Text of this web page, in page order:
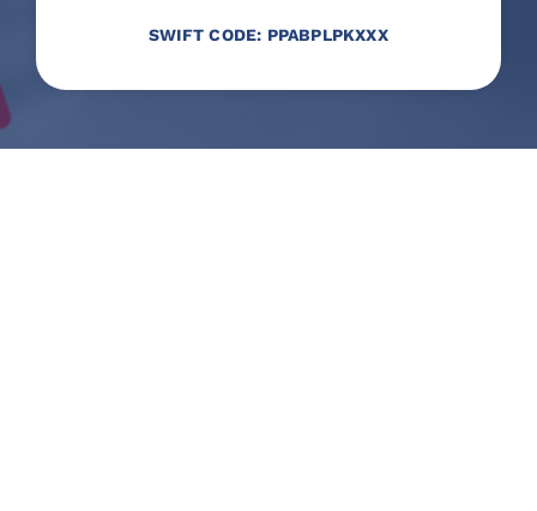
SWIFT CODE: PPABPLPKXXX